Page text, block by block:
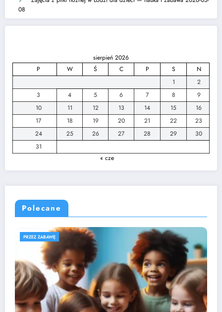
08
sierpień 2026
P
W Ś C P S
N
1
2
3
4 5 6 7 8
9
10
11 12 13 14 15
16
17
18 19 20 21 22
23
24
25 26 27 28 29
30
31
« cze
Polecane
ROZWÓJ DZIECKA